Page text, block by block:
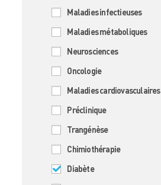
Maladies infectieuses
Maladies métaboliques
Neurosciences
Oncologie
Maladies cardiovasculaires
Préclinique
Trangénèse
Chimiothérapie
Diabète